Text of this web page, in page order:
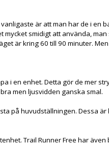
är att man har de i en
smidigt att använda,
är kring 60 till 90 minuter.
i en enhet. Detta gör de mer
men ljusvidden ganska smal.
på huvudställningen. Dessa
Trail Runner Free har